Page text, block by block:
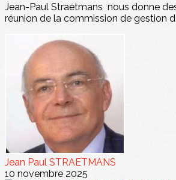
Jean-Paul Straetmans nous donne
réunion de la commission de gestion
Jean Paul STRAETMANS
10 novembre 2025